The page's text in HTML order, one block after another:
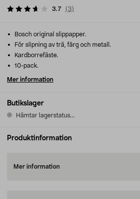
3.7 (3)
Butikslager
Hämtar lagerstatus...
Bosch original slippapper.
För slipning av trä, färg och metall.
Kardborrefäste.
10-pack.
Mer information
Produktinformation
Mer information